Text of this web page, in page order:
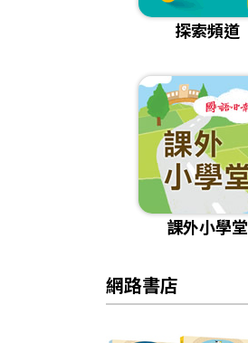
探索頻道
課外小學堂
網路書店